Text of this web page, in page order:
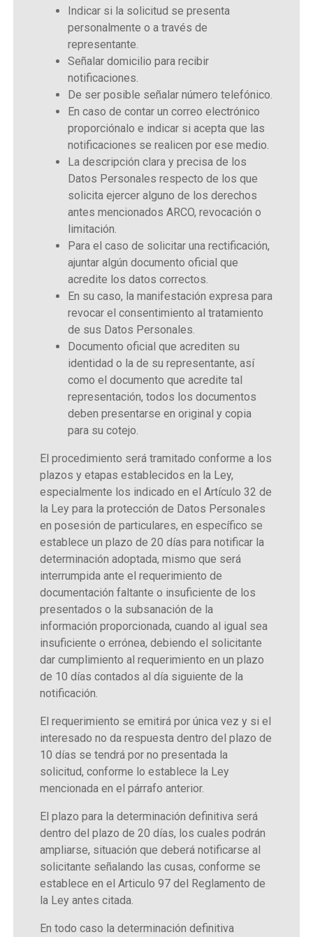
Indicar si la solicitud se presenta
personalmente o a través de
representante.
Señalar domicilio para recibir
notificaciones.
De ser posible señalar número telefónico.
En caso de contar un correo electrónico
proporciónalo e indicar si acepta que las
notificaciones se realicen por ese medio.
La descripción clara y precisa de los
Datos Personales respecto de los que
solicita ejercer alguno de los derechos
antes mencionados ARCO, revocación o
limitación.
Para el caso de solicitar una rectificación,
ajuntar algún documento oficial que
acredite los datos correctos.
En su caso, la manifestación expresa para
revocar el consentimiento al tratamiento
de sus Datos Personales.
Documento oficial que acrediten su
identidad o la de su representante, así
como el documento que acredite tal
representación, todos los documentos
deben presentarse en original y copia
para su cotejo.
El procedimiento será tramitado conforme a los
plazos y etapas establecidos en la Ley,
especialmente los indicado en el Artículo 32 de
la Ley para la protección de Datos Personales
en posesión de particulares, en específico se
establece un plazo de 20 días para notificar la
determinación adoptada, mismo que será
interrumpida ante el requerimiento de
documentación faltante o insuficiente de los
presentados o la subsanación de la
información proporcionada, cuando al igual sea
insuficiente o errónea, debiendo el solicitante
dar cumplimiento al requerimiento en un plazo
de 10 días contados al día siguiente de la
notificación.
El requerimiento se emitirá por única vez y si el
interesado no da respuesta dentro del plazo de
10 días se tendrá por no presentada la
solicitud, conforme lo establece la Ley
mencionada en el párrafo anterior.
El plazo para la determinación definitiva será
dentro del plazo de 20 días, los cuales podrán
ampliarse, situación que deberá notificarse al
solicitante señalando las cusas, conforme se
establece en el Articulo 97 del Reglamento de
la Ley antes citada.
En todo caso la determinación definitiva